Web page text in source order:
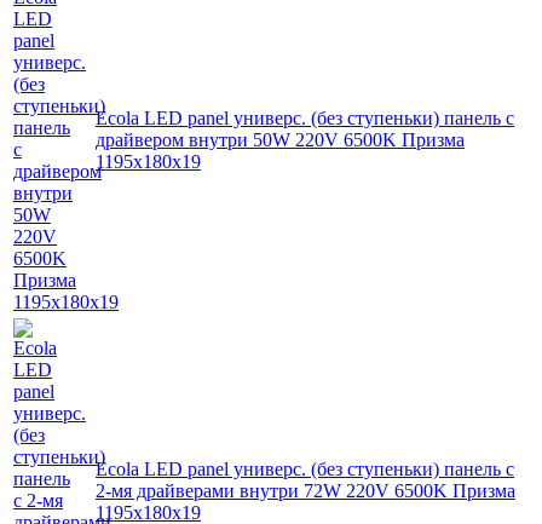
Ecola LED panel универс. (без ступеньки) панель с
драйвером внутри 50W 220V 6500K Призма
1195x180x19
Ecola LED panel универс. (без ступеньки) панель с
2-мя драйверами внутри 72W 220V 6500K Призма
1195x180x19